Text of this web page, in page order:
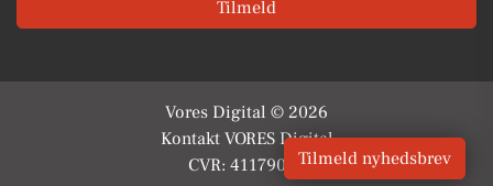
Tilmeld
Vores Digital © 2026
Kontakt VORES Digital
CVR: 41179082Tilmeld nyhedsbrev